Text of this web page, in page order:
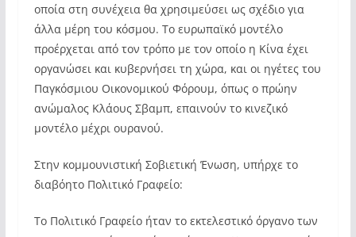
οποία στη συνέχεια θα χρησιμεύσει ως σχέδιο για
άλλα μέρη του κόσμου. Το ευρωπαϊκό μοντέλο
προέρχεται από τον τρόπο με τον οποίο η Κίνα έχει
οργανώσει και κυβερνήσει τη χώρα, και οι ηγέτες του
Παγκόσμιου Οικονομικού Φόρουμ, όπως ο πρώην
ανώμαλος Κλάους Σβαμπ, επαινούν το κινεζικό
μοντέλο μέχρι ουρανού.
Στην κομμουνιστική Σοβιετική Ένωση, υπήρχε το
διαβόητο Πολιτικό Γραφείο:
Το Πολιτικό Γραφείο ήταν το εκτελεστικό όργανο των